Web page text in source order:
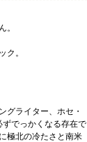
。
ク。
グライター、ホセ・
でっかくなる存在で
極北の冷たさと南米